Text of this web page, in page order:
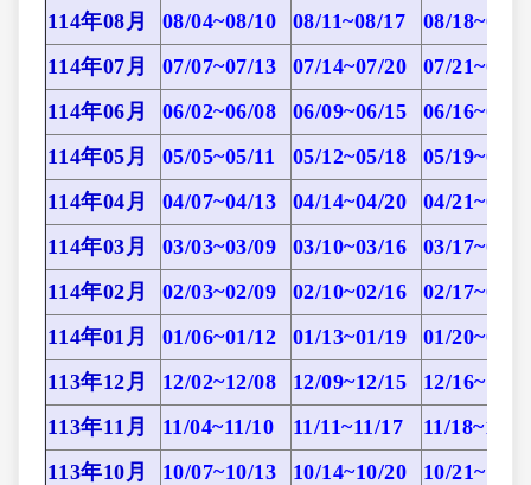
114年08月
08/04~08/10 08/11~08/17
08/18~08/
114年07月
07/07~07/13 07/14~07/20
07/21~07/
114年06月
06/02~06/08 06/09~06/15
06/16~06/
114年05月
05/05~05/11 05/12~05/18
05/19~05/
114年04月
04/07~04/13 04/14~04/20
04/21~04/
114年03月
03/03~03/09 03/10~03/16
03/17~03/
114年02月
02/03~02/09 02/10~02/16
02/17~02/
114年01月
01/06~01/12 01/13~01/19
01/20~01/
113年12月
12/02~12/08 12/09~12/15
12/16~12/
113年11月
11/04~11/10 11/11~11/17
11/18~11/
113年10月
10/07~10/13 10/14~10/20
10/21~10/